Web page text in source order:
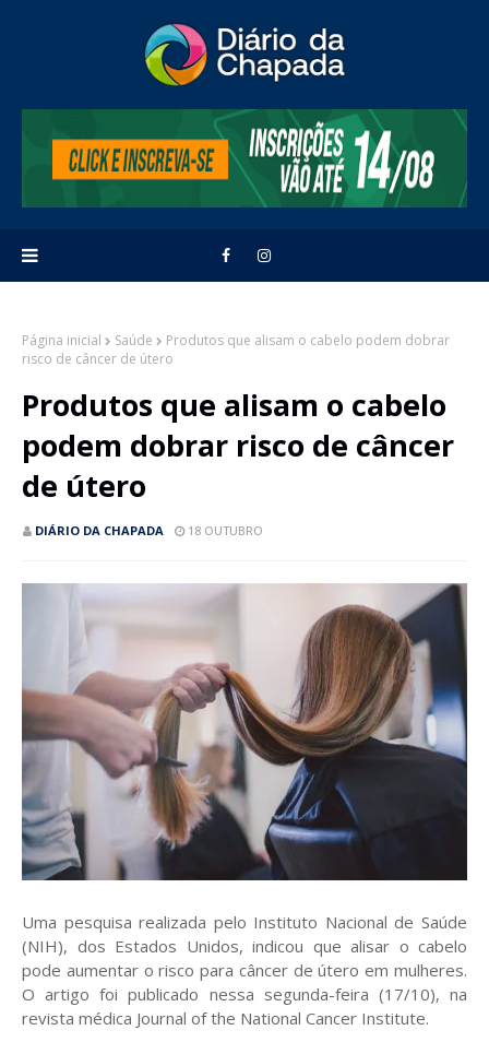
Página inicial Saúde
Produtos que alisam o cabelo podem dobrar
risco de câncer de útero
Produtos que alisam o cabelo
podem dobrar risco de câncer
de útero
DIÁRIO DA CHAPADA 18 OUTUBRO
Uma pesquisa realizada pelo Instituto Nacional de Saúde
(NIH), dos Estados Unidos, indicou que alisar o cabelo
pode aumentar o risco para câncer de útero em mulheres.
O artigo foi publicado nessa segunda-feira (17/10), na
revista médica Journal of the National Cancer Institute.